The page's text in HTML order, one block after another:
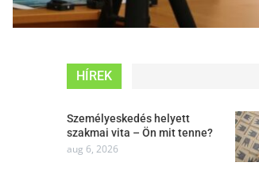
HÍREK
Személyeskedés helyett
szakmai vita – Ön mit tenne?
aug 6, 2026